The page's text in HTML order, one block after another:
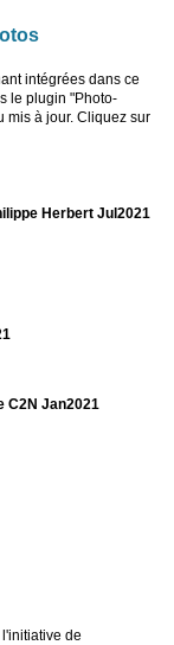
intégrées dans ce
le plugin "Photo-
mis à jour. Cliquez sur
Herbert Jul2021
C2N Jan2021
, l'initiative de